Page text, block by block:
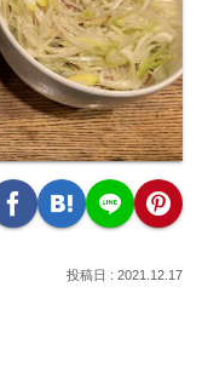
2021.12.17